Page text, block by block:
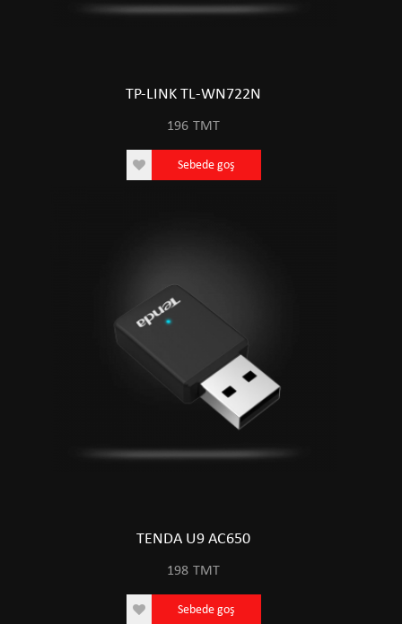
TP-LINK TL-WN722N
196 TMT
Sebede goş
TENDA U9 AC650
198 TMT
Sebede goş